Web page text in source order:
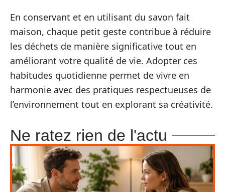
En conservant et en utilisant du savon fait
maison, chaque petit geste contribue à réduire
les déchets de manière significative tout en
améliorant votre qualité de vie. Adopter ces
habitudes quotidienne permet de vivre en
harmonie avec des pratiques respectueuses de
l’environnement tout en explorant sa créativité.
Ne ratez rien de l'actu